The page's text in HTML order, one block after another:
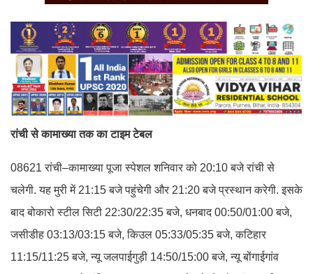
रांची से कामाख्या तक का टाइम टेबल
08621 रांची–कामाख्या पूजा स्पेशल शनिवार को 20:10 बजे रांची से
चलेगी. यह मुरी में 21:15 बजे पहुंचेगी और 21:20 बजे प्रस्थान करेगी. इसके
बाद बोकारो स्टील सिटी 22:30/22:35 बजे, धनबाद 00:50/01:00 बजे,
जसीडीह 03:13/03:15 बजे, किउल 05:33/05:35 बजे, कटिहार
11:15/11:25 बजे, न्यू जलपाईगुड़ी 14:50/15:00 बजे, न्यू बोंगाईगांव